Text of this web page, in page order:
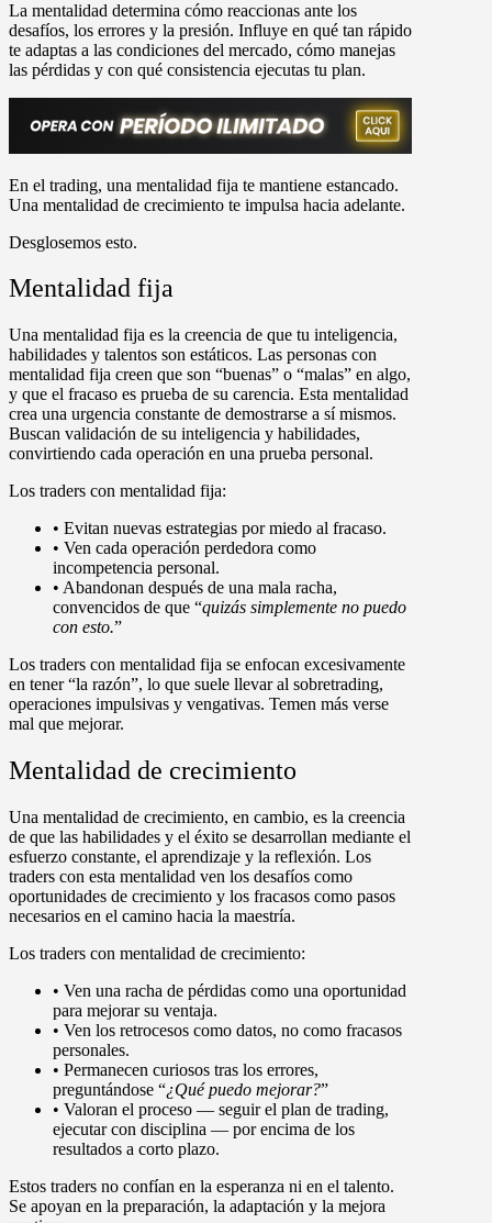
La mentalidad determina cómo reaccionas ante los
desafíos, los errores y la presión. Influye en qué tan rápido
te adaptas a las condiciones del mercado, cómo manejas
las pérdidas y con qué consistencia ejecutas tu plan.
En el trading, una mentalidad fija te mantiene estancado.
Una mentalidad de crecimiento te impulsa hacia adelante.
Desglosemos esto.
Mentalidad fija
Una mentalidad fija es la creencia de que tu inteligencia,
habilidades y talentos son estáticos. Las personas con
mentalidad fija creen que son “buenas” o “malas” en algo,
y que el fracaso es prueba de su carencia. Esta mentalidad
crea una urgencia constante de demostrarse a sí mismos.
Buscan validación de su inteligencia y habilidades,
convirtiendo cada operación en una prueba personal.
Los traders con mentalidad fija:
• Evitan nuevas estrategias por miedo al fracaso.
• Ven cada operación perdedora como
incompetencia personal.
• Abandonan después de una mala racha,
convencidos de que “quizás simplemente no puedo
con esto.”
Los traders con mentalidad fija se enfocan excesivamente
en tener “la razón”, lo que suele llevar al sobretrading,
operaciones impulsivas y vengativas. Temen más verse
mal que mejorar.
Mentalidad de crecimiento
Una mentalidad de crecimiento, en cambio, es la creencia
de que las habilidades y el éxito se desarrollan mediante el
esfuerzo constante, el aprendizaje y la reflexión. Los
traders con esta mentalidad ven los desafíos como
oportunidades de crecimiento y los fracasos como pasos
necesarios en el camino hacia la maestría.
Los traders con mentalidad de crecimiento:
• Ven una racha de pérdidas como una oportunidad
para mejorar su ventaja.
• Ven los retrocesos como datos, no como fracasos
personales.
• Permanecen curiosos tras los errores,
preguntándose “¿Qué puedo mejorar?”
• Valoran el proceso — seguir el plan de trading,
ejecutar con disciplina — por encima de los
resultados a corto plazo.
Estos traders no confían en la esperanza ni en el talento.
Se apoyan en la preparación, la adaptación y la mejora